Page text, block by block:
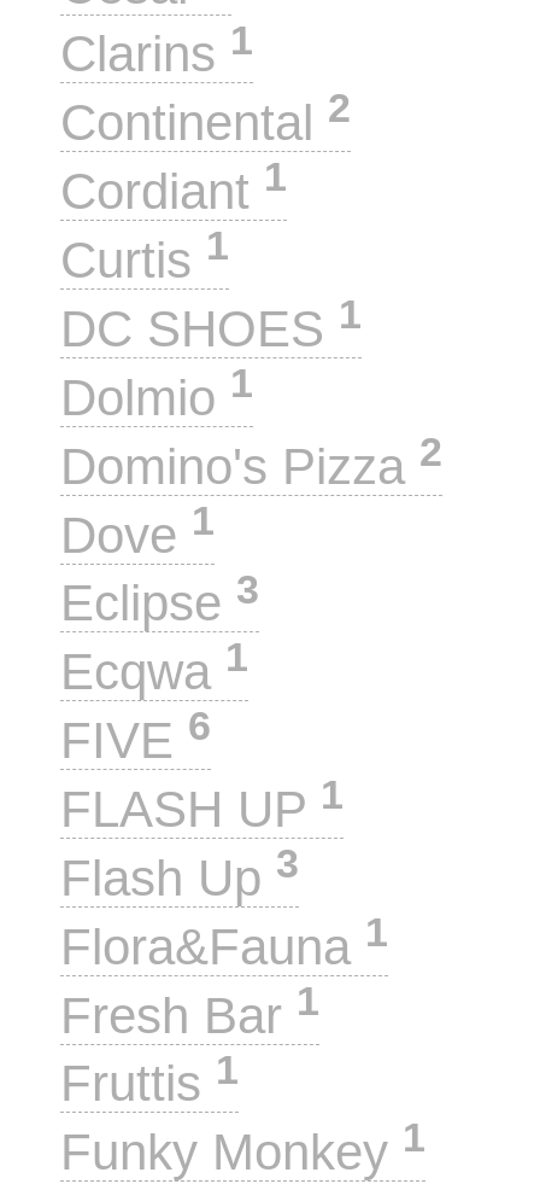
Clarins 1
Continental 2
Cordiant 1
Curtis 1
DC SHOES 1
Dolmio 1
Domino's Pizza 2
Dove 1
Eclipse 3
Ecqwa 1
FIVE 6
FLASH UP 1
Flash Up 3
Flora&Fauna 1
Fresh Bar 1
Fruttis 1
Funky Monkey 1